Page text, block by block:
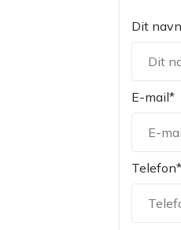
Dit
E-mail*
Telefon*